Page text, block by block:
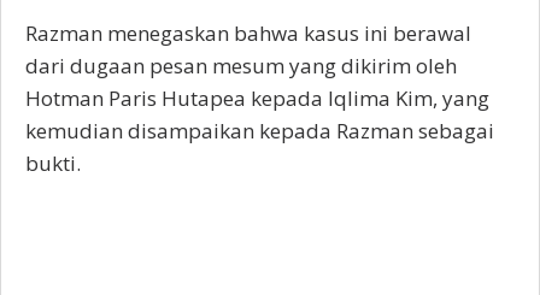
Razman menegaskan bahwa kasus ini berawal
dari dugaan pesan mesum yang dikirim oleh
Hotman Paris Hutapea kepada Iqlima Kim, yang
kemudian disampaikan kepada Razman sebagai
bukti.